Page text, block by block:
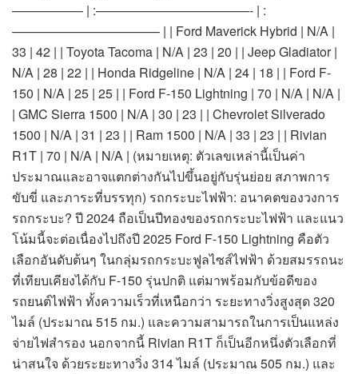
—————– | :————————————- | :
———————————– | | Ford Maverick Hybrid | N/A |
33 | 42 | | Toyota Tacoma | N/A | 23 | 20 | | Jeep Gladiator |
N/A | 28 | 22 | | Honda Ridgeline | N/A | 24 | 18 | | Ford F-
150 | N/A | 25 | 25 | | Ford F-150 Lightning | 70 | N/A | N/A |
| GMC Sierra 1500 | N/A | 30 | 23 | | Chevrolet Silverado
1500 | N/A | 31 | 23 | | Ram 1500 | N/A | 33 | 23 | | Rivian
R1T | 70 | N/A | N/A | (หมายเหตุ: ตัวเลขเหล่านี้เป็นค่า
ประมาณและอาจแตกต่างกันไปขึ้นอยู่กับรุ่นย่อย สภาพการ
ขับขี่ และภาระที่บรรทุก) รถกระบะไฟฟ้า: อนาคตของวงการ
รถกระบะ? ปี 2024 ถือเป็นปีทองของรถกระบะไฟฟ้า และแนว
โน้มนี้จะต่อเนื่องไปถึงปี 2025 Ford F-150 Lightning คือตัว
เลือกอันดับต้นๆ ในกลุ่มรถกระบะฟูลไซส์ไฟฟ้า ด้วยสมรรถนะ
ที่เทียบเคียงได้กับ F-150 รุ่นปกติ แต่มาพร้อมกับข้อดีของ
รถยนต์ไฟฟ้า ทั้งความเร็วที่เหนือกว่า ระยะทางวิ่งสูงสุด 320
ไมล์ (ประมาณ 515 กม.) และความสามารถในการเป็นแหล่ง
จ่ายไฟสำรอง นอกจากนี้ Rivian R1T ก็เป็นอีกหนึ่งตัวเลือกที่
น่าสนใจ ด้วยระยะทางวิ่ง 314 ไมล์ (ประมาณ 505 กม.) และ